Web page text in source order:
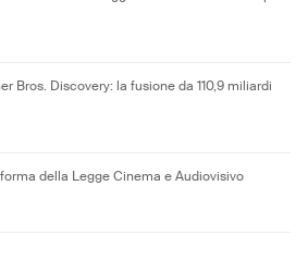
Bros. Discovery: la fusione da 110,9 miliardi
della Legge Cinema e Audiovisivo